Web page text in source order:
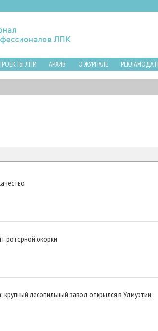
ЛПИ АРХИВ О ЖУРНАЛЕ
роторной окорки
крупный лесопильный завод открылся в Удмуртии